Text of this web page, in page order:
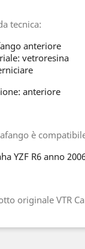
tecnica:
anteriore
vetroresina
anteriore
è
YZF R6 anno
originale VTR